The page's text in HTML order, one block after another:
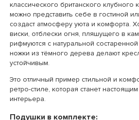
классического британского клубного
можно представить себе в гостиной
создаст атмосферу уюта и комфорта.
виски, отблески огня, пляшущего в
рифмуются с натуральной
ножки из тёмного дерева делают
устойчивым.
Это отличный пример стильной и
ретро-стиле, которая станет
интерьера.
Подушки в комплекте: